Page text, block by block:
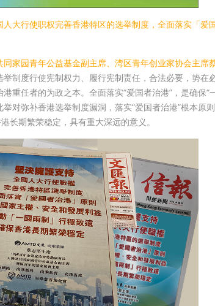
大行使职权完善香港特区的选举制度，全面落实「爱
家园青年公益基金副主席、湾区青年创业家协会主席
制度行使宪制权力、履行宪制责任，合法必要，势在
重任者的为政之本。全面落实“爱国者治港”，是确保“
对弥补香港选举制度漏洞，落实“爱国者治港”根本原
长期繁荣稳定，具有重大深远的意义。